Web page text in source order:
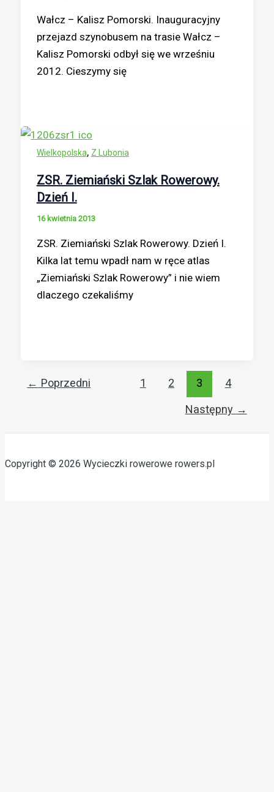
Wałcz – Kalisz Pomorski. Inauguracyjny
przejazd szynobusem na trasie Wałcz –
Kalisz Pomorski odbył się we wrześniu
2012. Cieszymy się
Wielkopolska, Z Lubonia
ZSR. Ziemiański Szlak Rowerowy.
Dzień I.
16 kwietnia 2013
ZSR. Ziemiański Szlak Rowerowy. Dzień I.
Kilka lat temu wpadł nam w ręce atlas
„Ziemiański Szlak Rowerowy” i nie wiem
dlaczego czekaliśmy
← Poprzedni 1 2 3 4
Następny →
Copyright © 2026 Wycieczki rowerowe rowers.pl